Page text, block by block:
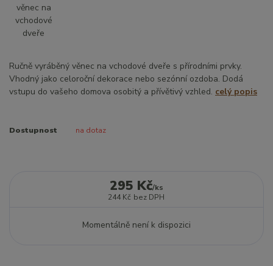
Ručně vyráběný věnec na vchodové dveře s přírodními prvky.
Vhodný jako celoroční dekorace nebo sezónní ozdoba. Dodá
vstupu do vašeho domova osobitý a přívětivý vzhled. celý popis
Dostupnost na dotaz
295 Kč/ks
244 Kč bez DPH
Momentálně není k dispozici